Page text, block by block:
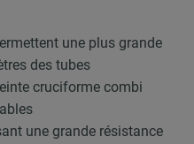
une plus grande
des tubes
cruciforme combi
une grande résistance